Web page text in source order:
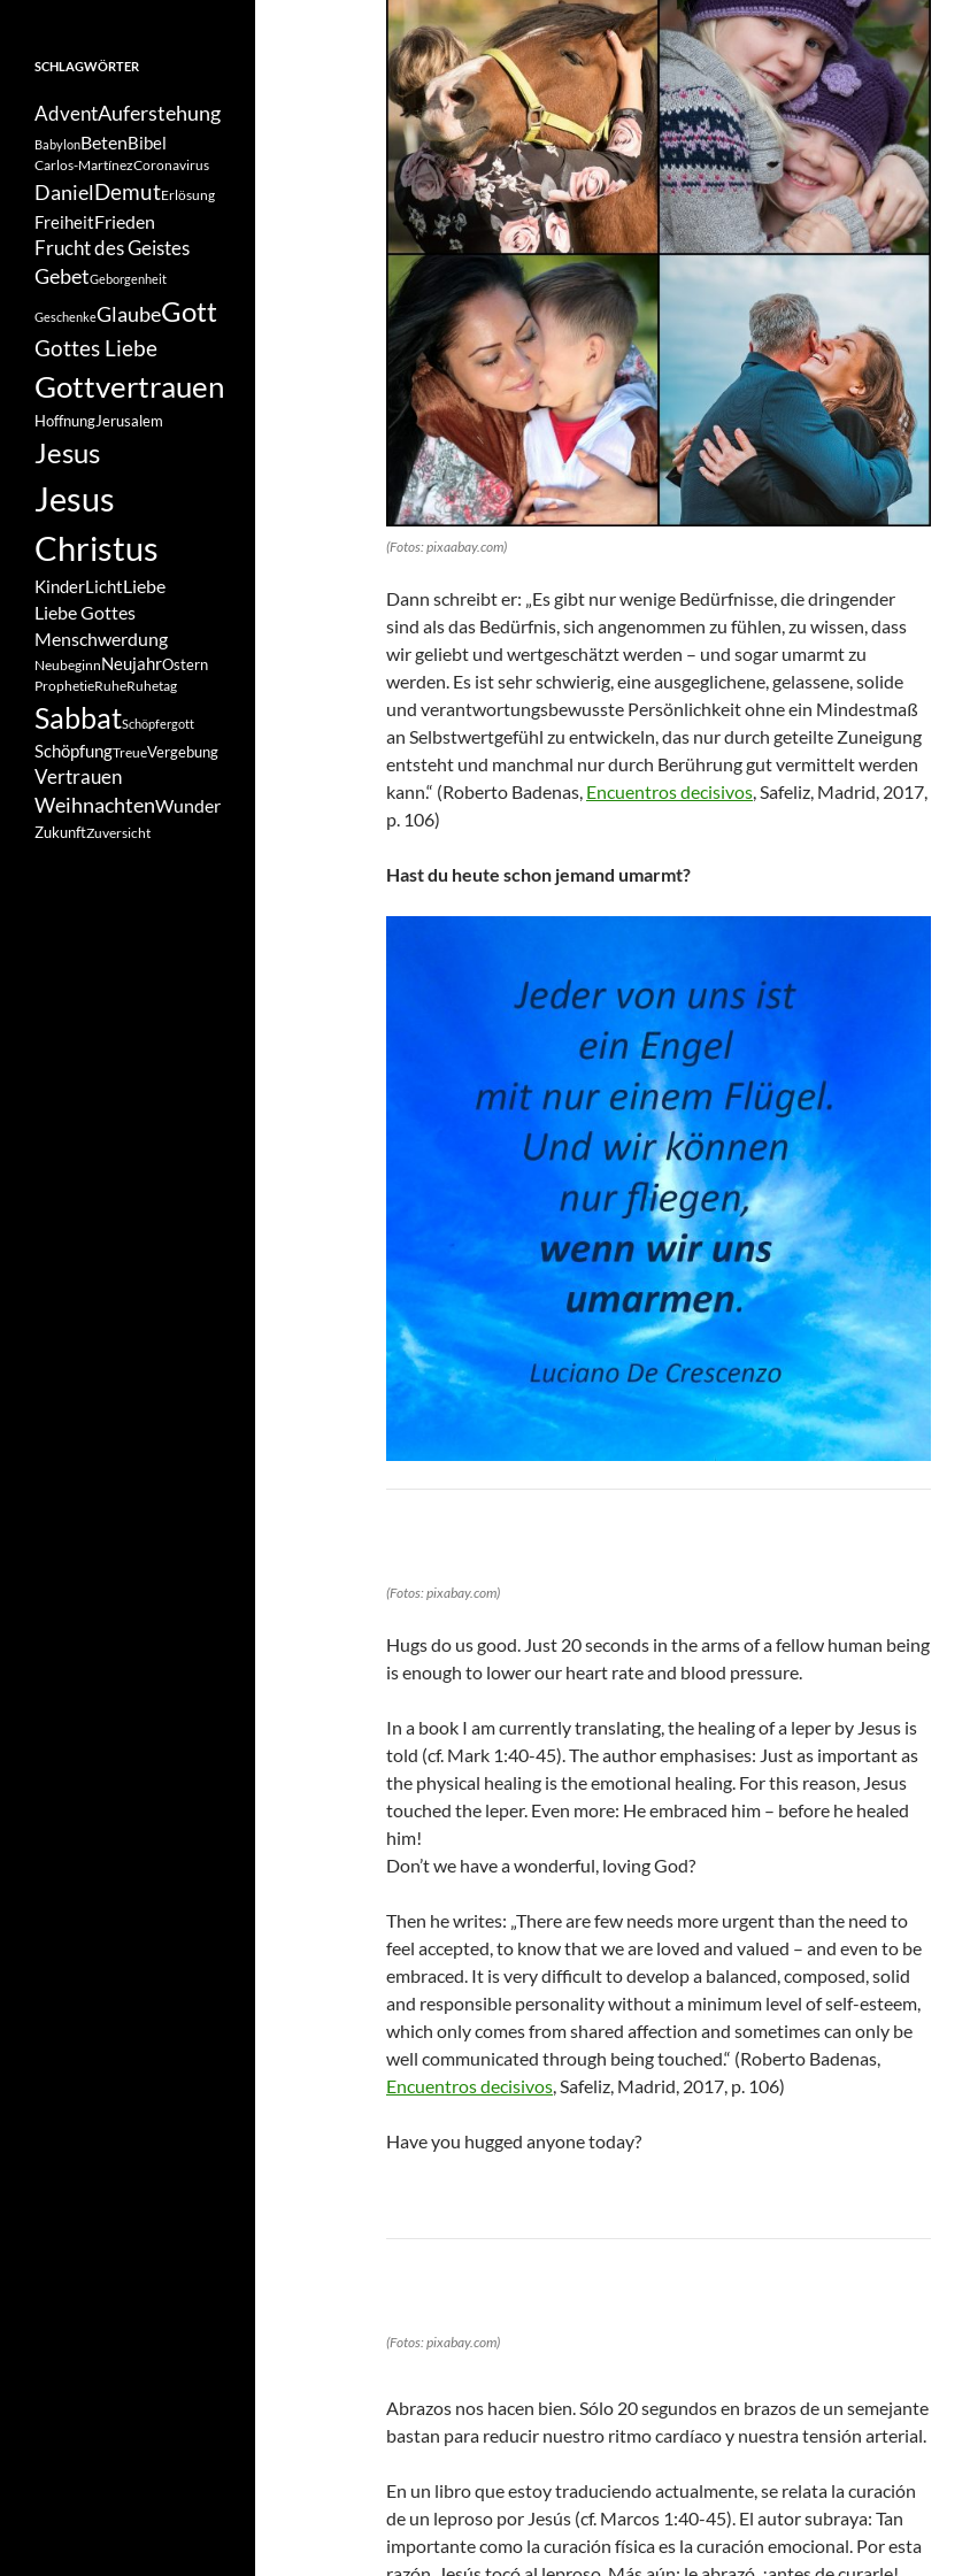
(Fotos: pixaabay.com)
Dann schreibt er: „Es gibt nur wenige Bedürfnisse, die dringender
sind als das Bedürfnis, sich angenommen zu fühlen, zu wissen, dass
wir geliebt und wertgeschätzt werden – und sogar umarmt zu
werden. Es ist sehr schwierig, eine ausgeglichene, gelassene, solide
und verantwortungsbewusste Persönlichkeit ohne ein Mindestmaß
an Selbstwertgefühl zu entwickeln, das nur durch geteilte Zuneigung
entsteht und manchmal nur durch Berührung gut vermittelt werden
kann.“ (Roberto Badenas, Encuentros decisivos, Safeliz, Madrid, 2017,
p. 106)
Hast du heute schon jemand umarmt?
(Fotos: pixabay.com)
Hugs do us good. Just 20 seconds in the arms of a fellow human being
is enough to lower our heart rate and blood pressure.
In a book I am currently translating, the healing of a leper by Jesus is
told (cf. Mark 1:40-45). The author emphasises: Just as important as
the physical healing is the emotional healing. For this reason, Jesus
touched the leper. Even more: He embraced him – before he healed
him!
Don’t we have a wonderful, loving God?
Then he writes: „There are few needs more urgent than the need to
feel accepted, to know that we are loved and valued – and even to be
embraced. It is very difficult to develop a balanced, composed, solid
and responsible personality without a minimum level of self-esteem,
which only comes from shared affection and sometimes can only be
well communicated through being touched.“ (Roberto Badenas,
Encuentros decisivos, Safeliz, Madrid, 2017, p. 106)
Have you hugged anyone today?
(Fotos: pixabay.com)
Abrazos nos hacen bien. Sólo 20 segundos en brazos de un semejante
bastan para reducir nuestro ritmo cardíaco y nuestra tensión arterial.
En un libro que estoy traduciendo actualmente, se relata la curación
de un leproso por Jesús (cf. Marcos 1:40-45). El autor subraya: Tan
importante como la curación física es la curación emocional. Por esta
SCHLAGWÖRTER
AdventAuferstehung
BabylonBetenBibel
Carlos-MartínezCoronavirus
DanielDemutErlösung
FreiheitFrieden
Frucht des Geistes
GebetGeborgenheit
GeschenkeGlaubeGott
Gottes Liebe
Gottvertrauen
HoffnungJerusalem
Jesus
Jesus
Christus
KinderLichtLiebe
Liebe Gottes
Menschwerdung
NeubeginnNeujahrOstern
ProphetieRuheRuhetag
SabbatSchöpfergott
SchöpfungTreueVergebung
Vertrauen
WeihnachtenWunder
ZukunftZuversicht